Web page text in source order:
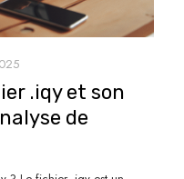
.iqy et son
de